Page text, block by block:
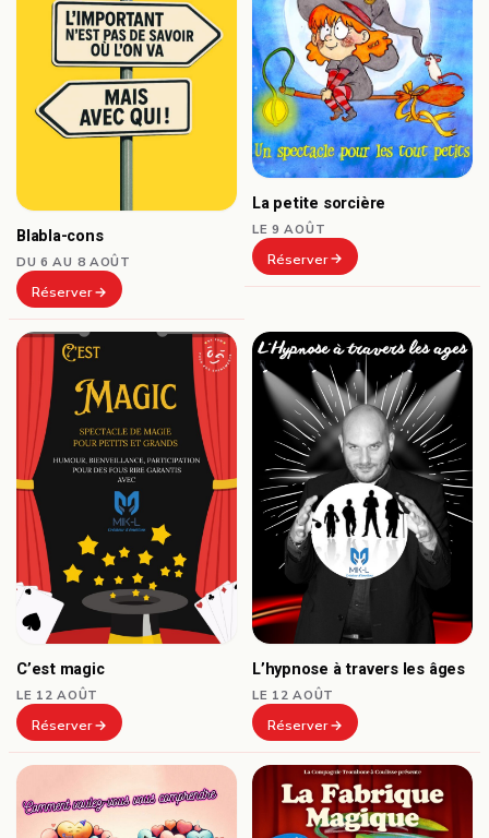
Blabla-cons
DU 6 AU 8 AOÛT
Réserver
La petite sorcière
LE 9 AOÛT
Réserver
C’est magic
LE 12 AOÛT
Réserver
L’hypnose à travers les âges
LE 12 AOÛT
Réserver